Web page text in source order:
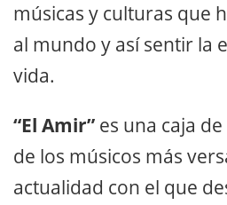
músicas y culturas que
al mundo y así sentir la
vida.
“El Amir” es una caja
de los músicos más
actualidad con el que